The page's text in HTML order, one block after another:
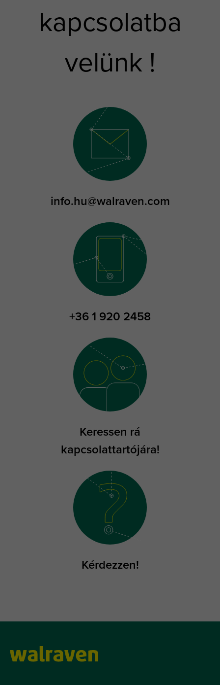
kapcsolatba
velünk !
info.hu@walraven.com
+36 1 920 2458
Keressen rá
kapcsolattartójára!
Kérdezzen!